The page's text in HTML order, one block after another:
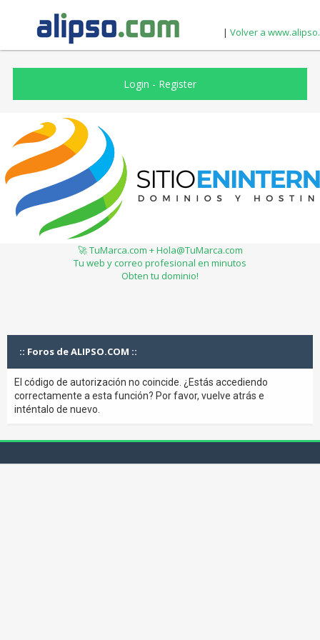
| Volver a
Login - Register
🚀 TuMarca.com + Hola@TuMarca.com
Tu web y correo profesional en minutos
Obten tu dominio!
:: Foros de ALIPSO.COM ::
El código de autorización no coincide. ¿Estás accediendo
correctamente a esta función? Por favor, vuelve atrás e
inténtalo de nuevo.